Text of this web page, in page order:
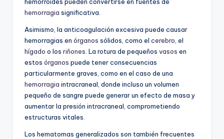
hemorragia significativa.
Asimismo, la anticoagulación excesiva puede causar
hemorragias en órganos sólidos, como el cerebro , el
hígado o los riñones . La rotura de pequeños vasos en
estos órganos puede tener consecuencias
particularmente graves, como en el caso de una
hemorragia intracraneal, donde incluso un volumen
pequeño de sangre puede generar un efecto de masa y
aumentar la presión intracraneal, comprometiendo
estructuras vitales.
Los hematomas generalizados son también frecuentes